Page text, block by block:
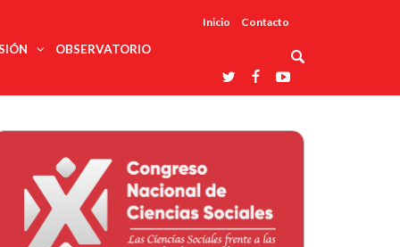
Inicio Contacto
ciencias
profesionales
trabajo
Redes
temáticas
Laboratorios
nacionales
Reconoce
La UDUALC
A La
Universidad
De México
En Su 475
Aniversario
OBSERVATORIO